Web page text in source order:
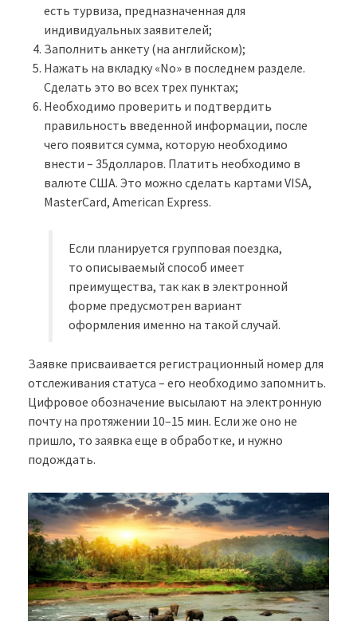
есть турвиза, предназначенная для
индивидуальных заявителей;
Заполнить анкету (на английском);
Нажать на вкладку «No» в последнем разделе.
Сделать это во всех трех пунктах;
Необходимо проверить и подтвердить
правильность введенной информации, после
чего появится сумма, которую необходимо
внести – 35долларов. Платить необходимо в
валюте США. Это можно сделать картами VISA,
MasterCard, American Express.
Если планируется групповая поездка,
то описываемый способ имеет
преимущества, так как в электронной
форме предусмотрен вариант
оформления именно на такой случай.
Заявке присваивается регистрационный номер для
отслеживания статуса – его необходимо запомнить.
Цифровое обозначение высылают на электронную
почту на протяжении 10–15 мин. Если же оно не
пришло, то заявка еще в обработке, и нужно
подождать.